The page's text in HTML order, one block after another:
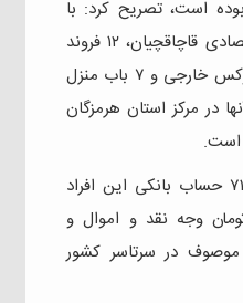
است، تصریح کرد: با
هدف ضربه به بنیه مالی و اقتصادی قاچاقچیان، ۱۲ فروند
شناور لنج، ۲۳دستگاه خودرو لوکس خارجی و ۷ باب منزل
در مرکز استان هرمزگان
است.
وی در ادامه افزود: همچنین ۷۱ حساب بانکی این افراد
وجه نقد و اموال و
موصوف در سرتاسر کشور